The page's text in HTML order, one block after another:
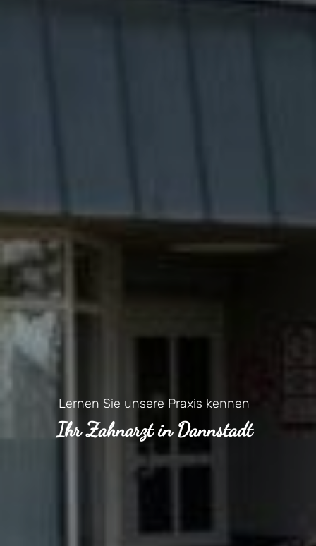
Lernen Sie unsere Praxis kennen
Ihr Zahnarzt in Dannstadt